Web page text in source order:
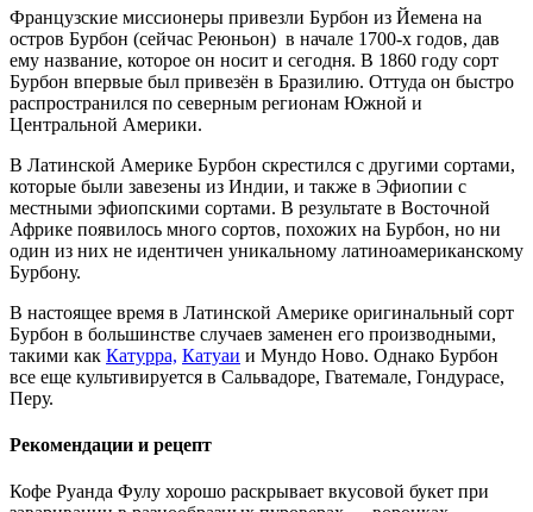
Французские миссионеры привезли Бурбон из Йемена на
остров Бурбон (сейчас Реюньон) в начале 1700-х годов, дав
ему название, которое он носит и сегодня. В 1860 году сорт
Бурбон впервые был привезён в Бразилию. Оттуда он быстро
распространился по северным регионам Южной и
Центральной Америки.
В Латинской Америке Бурбон скрестился с другими сортами,
которые были завезены из Индии, и также в Эфиопии с
местными эфиопскими сортами. В результате в Восточной
Африке появилось много сортов, похожих на Бурбон, но ни
один из них не идентичен уникальному латиноамериканскому
Бурбону.
В настоящее время в Латинской Америке оригинальный сорт
Бурбон в большинстве случаев заменен его производными,
такими как Катурра, Катуаи и Мундо Ново. Однако Бурбон
все еще культивируется в Сальвадоре, Гватемале, Гондурасе,
Перу.
Рекомендации и рецепт
Кофе Руанда Фулу хорошо раскрывает вкусовой букет при